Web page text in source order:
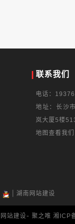
联系我们
电话：
地址：长沙
岚大厦5楼
地图查看我们
湖南网站建设
网站建设- 聚之唯 湘ICP